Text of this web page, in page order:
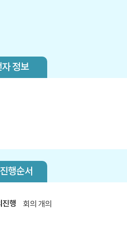
자 정보
행순서
진행 회의 개의